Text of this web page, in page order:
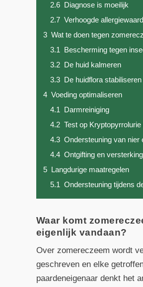
2.6 Diagnose is moeilijk
2.7 Verhoogde
3 Wat te doen tegen
3.1 Bescherming tegen
3.2 De huid kalmeren
3.3 De huidflora stabiliseren
4 Voeding optimaliseren
4.1 Darmreiniging
4.2 Test op Kryptopyrrolurie
4.3 Ondersteuning van nier
4.4 Ontgifting en
5 Langdurige maatregelen
5.1 Ondersteuning tijdens
Waar komt
eigenlijk vandaan?
Over zomereczeem wordt
geschreven en elke
paardeneigenaar denkt het